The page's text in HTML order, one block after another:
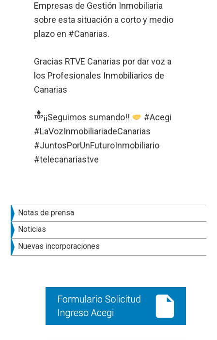
Empresas de Gestión Inmobiliaria
sobre esta situación a corto y medio
plazo en #Canarias.
Gracias RTVE Canarias por dar voz a
los Profesionales Inmobiliarios de
Canarias
¡¡Seguimos sumando!!
#Acegi
#LaVozInmobiliariadeCanarias
#JuntosPorUnFuturoInmobiliario
#telecanariastve
Barra
lateral
principal
Notas de prensa
Noticias
Nuevas incorporaciones